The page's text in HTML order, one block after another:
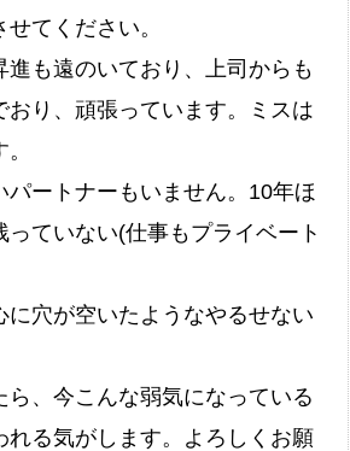
てください。
も遠のいており、上司からも
り、頑張っています。ミスは
ートナーもいません。10年ほ
ていない(仕事もプライベート
穴が空いたようなやるせない
、今こんな弱気になっている
る気がします。よろしくお願